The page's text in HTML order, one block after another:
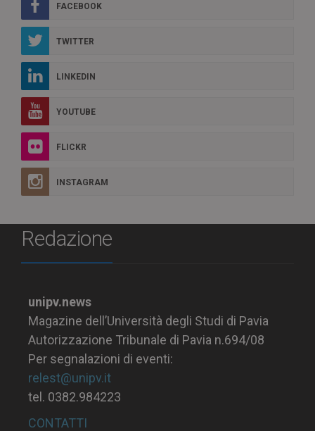
FACEBOOK
TWITTER
LINKEDIN
YOUTUBE
FLICKR
INSTAGRAM
Redazione
unipv.news
Magazine dell’Università degli Studi di Pavia
Autorizzazione Tribunale di Pavia n.694/08
Per segnalazioni di eventi:
relest@unipv.it
tel. 0382.984223
CONTATTI